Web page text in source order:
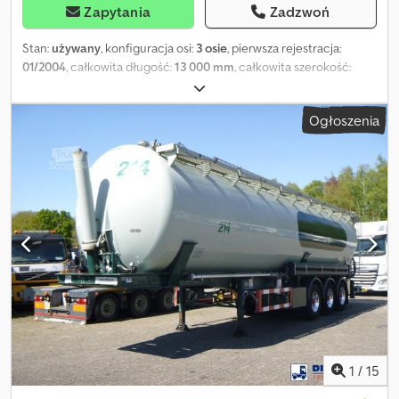
Zapytania Zadzwoń
Stan:używany, konfiguracja osi: 3 osie, pierwsza rejestracja:
01/2004 , całkowita długość:13 000 mm , całkowita szerokość:
3 800 mm
powietrze, rozmiar opony:385/65 R22.5, kolor:inny, Rok budowy:
, = Dodatkowe opcje i akcesoria =
Pozostałe - Felgi aluminiowe - Hydraulika do wyładowania Inne -
Hamulce tarczowe Chsdpfx Aqsza Sxkjija = Uwagi = Podwozie
Wysokość podwozia: 100 cm Średnica kołka sprzęgu / siodła: 2
cale Wysokość kołka sprzęgu / dyszla: 120 cm Hamulec tarczowy:
✓ Zbiornik Pojemność (litry): 60000 Liczba komór: 1 Pojemność
komór (litry): 60000 Materiał zbiornika: Aluminium Ciśnienie
testowe: 3,0 bar Maksymalne obciążenie robocze: 2,0 bar Proszek:
✓ = Dodatkowe informacje = Konfiguracja osi Rozmiar opon:
385/65 R22.5 Marka osi: Bpwecoplus Zawieszenie: Zawieszenie
pneumatyczne Oś przednia: Stan bieżnika opony po lewej stronie:
20%; Stan bieżnika opony po prawej stronie: 40% Oś środkowa:
Stan bieżnika opony po lewej stronie: 80%; Stan bieżnika opony
po prawej stronie: 80% Oś tylna: Stan bieżnika opony po lewej
stronie: 60%; Stan bieżnika opony po prawej stronie: 70% Masy
Ogłoszenia
1 / 15